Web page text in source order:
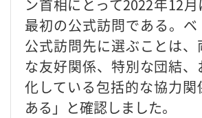
ン首相にとって2022年12月
最初の公式訪問である。
公式訪問先に選ぶことは
な友好関係、特別な団結
化している包括的な協力関
ある」と確認しました。